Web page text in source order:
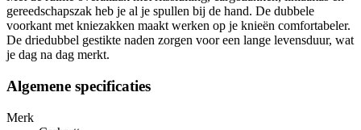
gereedschapszak heb je al je spullen bij de hand. De dubbele
voorkant met kniezakken maakt werken op je knieën comfortabeler.
De driedubbel gestikte naden zorgen voor een lange levensduur, wat
je dag na dag merkt.
Algemene specificaties
Merk